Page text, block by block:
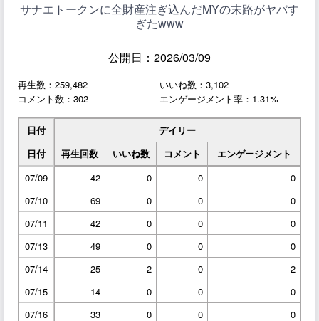
サナエトークンに全財産注ぎ込んだMYの末路がヤバす
ぎたwww
公開日：2026/03/09
再生数：259,482
いいね数：3,102
コメント数：302
エンゲージメント率：1.31%
日付
デイリー
日付
再生回数 いいね数 コメント
エンゲージメント
07/09
42 0 0
0
07/10
69 0 0
0
07/11
42 0 0
0
07/13
49 0 0
0
07/14
25 2 0
2
07/15
14 0 0
0
07/16
33 0 0
0